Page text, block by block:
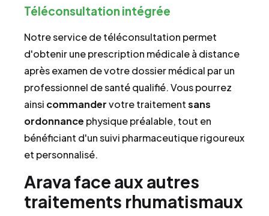
Téléconsultation intégrée
Notre service de téléconsultation permet
d'obtenir une prescription médicale à distance
après examen de votre dossier médical par un
professionnel de santé qualifié. Vous pourrez
ainsi commandervotre traitementsans
ordonnance physique préalable, tout en
bénéficiant d'un suivi pharmaceutique rigoureux
et personnalisé.
Arava face aux autres
traitements rhumatismaux